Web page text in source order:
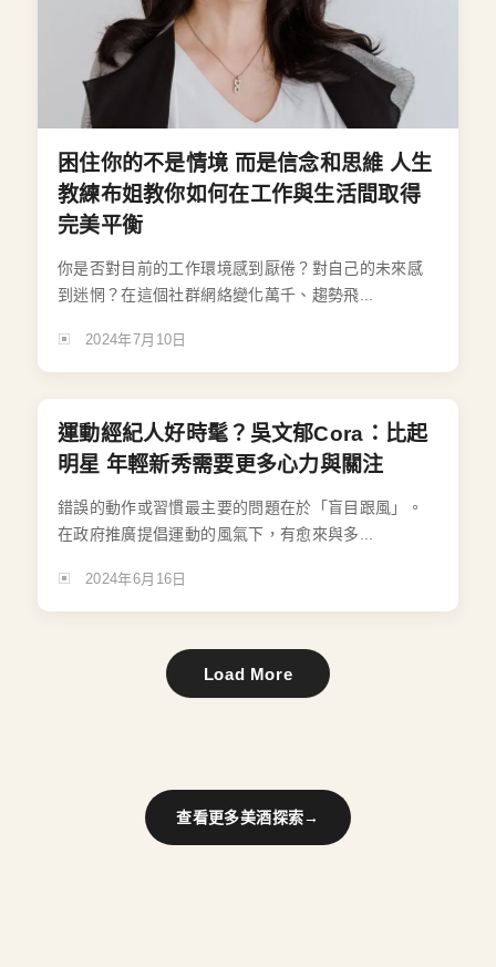
困住你的不是情境 而是信念和思維 人生
教練布姐教你如何在工作與生活間取得
完美平衡
你是否對目前的工作環境感到厭倦？對自己的未來感
到迷惘？在這個社群網絡變化萬千、趨勢飛...
2024年7月10日
運動經紀人好時髦？吳文郁Cora：比起
明星 年輕新秀需要更多心力與關注
錯誤的動作或習慣最主要的問題在於「盲目跟風」。
在政府推廣提倡運動的風氣下，有愈來與多...
2024年6月16日
Load More
查看更多美酒探索→